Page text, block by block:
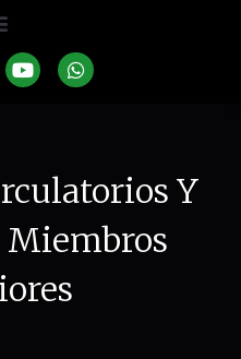
Y
Miembros